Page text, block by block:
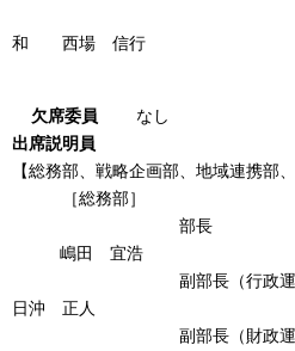
山本 勝
和 西場 信行
中川
欠席委員 なし
出席説明員
【総務部、戦略企画部、地域連携部、
［総務部］
部
嶋田 宜浩
副部長（行政
日沖 正人
副部長（財